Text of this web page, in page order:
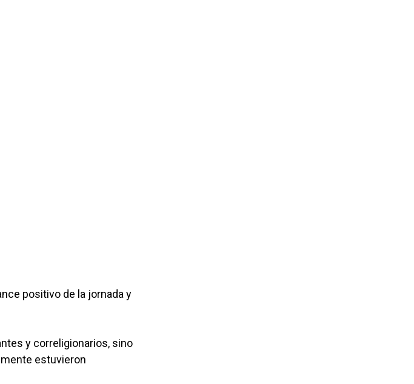
positivo de la jornada y
y correligionarios, sino
estuvieron